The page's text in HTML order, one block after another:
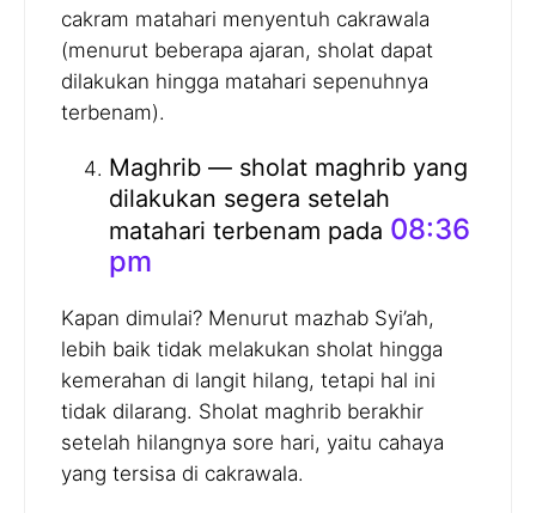
cakram matahari menyentuh cakrawala
(menurut beberapa ajaran, sholat dapat
dilakukan hingga matahari sepenuhnya
terbenam).
Maghrib — sholat maghrib yang
dilakukan segera setelah
matahari terbenam pada 08:36
pm
Kapan dimulai? Menurut mazhab Syi’ah,
lebih baik tidak melakukan sholat hingga
kemerahan di langit hilang, tetapi hal ini
tidak dilarang. Sholat maghrib berakhir
setelah hilangnya sore hari, yaitu cahaya
yang tersisa di cakrawala.